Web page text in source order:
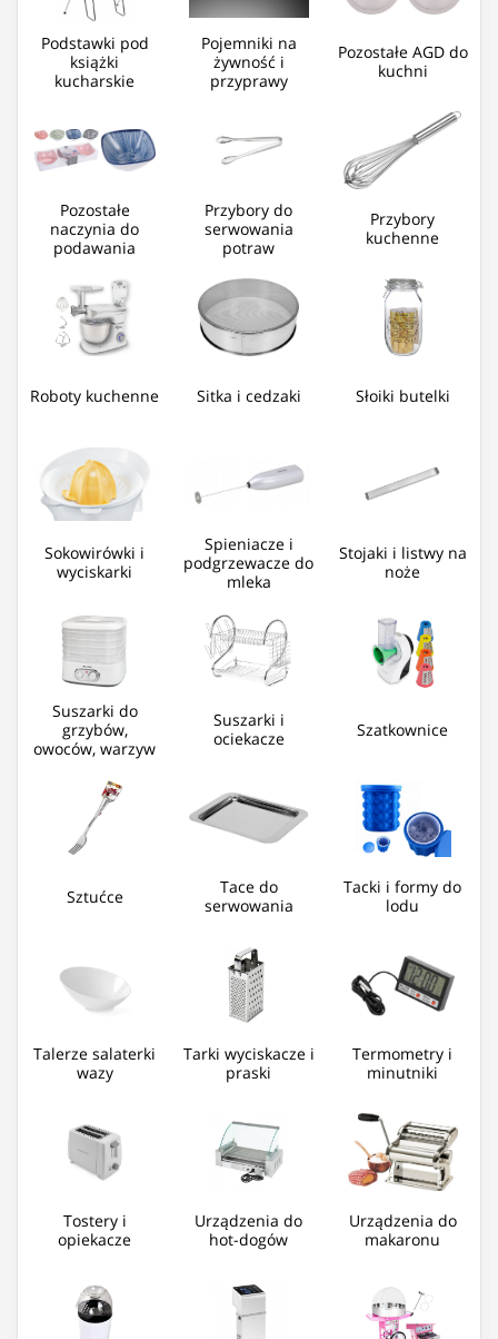
Podstawki pod
książki
kucharskie
Pojemniki na
żywność i
przyprawy
Pozostałe AGD do
kuchni
Pozostałe
naczynia do
podawania
Przybory do
serwowania
potraw
Przybory
kuchenne
Roboty kuchenne Sitka i cedzaki Słoiki butelki
Sokowirówki i
wyciskarki
Spieniacze i
podgrzewacze do
mleka
Stojaki i listwy na
noże
Suszarki do
grzybów,
owoców, warzyw
Suszarki i
ociekacze
Szatkownice
Sztućce
Tace do
serwowania
Tacki i formy do
lodu
Talerze salaterki
wazy
Tarki wyciskacze i
praski
Termometry i
minutniki
Tostery i
opiekacze
Urządzenia do
hot-dogów
Urządzenia do
makaronu